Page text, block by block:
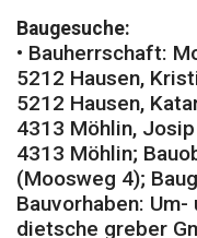
Baugesuche:
• Bauherrschaft:
5212 Hausen,
5212 Hausen,
4313 Möhlin,
4313 Möhlin;
(Moosweg 4);
Bauvorhaben:
dietsche greber